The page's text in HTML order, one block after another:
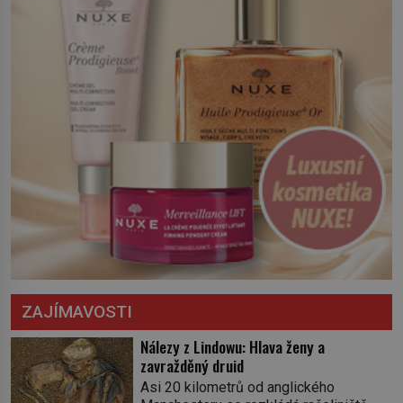
ZAJÍMAVOSTI
Nálezy z Lindowu: Hlava ženy a
zavražděný druid
Asi 20 kilometrů od anglického